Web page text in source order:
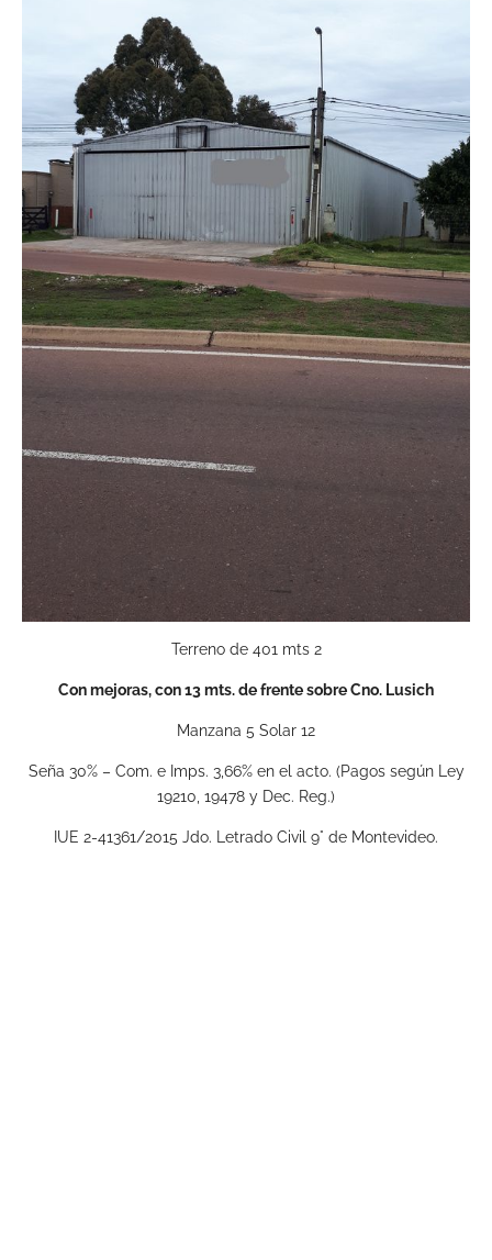
Terreno de 401 mts 2
Con mejoras, con 13 mts. de frente sobre Cno. Lusich
Manzana 5 Solar 12
Seña 30% – Com. e Imps. 3,66% en el acto. (Pagos según Ley
19210, 19478 y Dec. Reg.)
IUE 2-41361/2015 Jdo. Letrado Civil 9° de Montevideo.